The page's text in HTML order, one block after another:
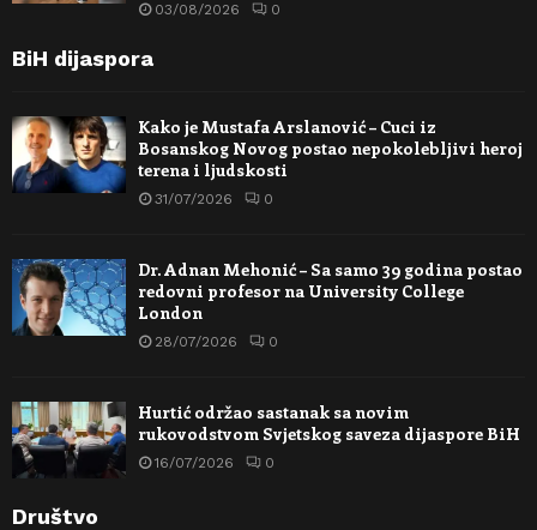
03/08/2026 0
BiH dijaspora
Kako je Mustafa Arslanović – Cuci iz
Bosanskog Novog postao nepokolebljivi heroj
terena i ljudskosti
31/07/2026 0
Dr. Adnan Mehonić – Sa samo 39 godina postao
redovni profesor na University College
London
28/07/2026 0
Hurtić održao sastanak sa novim
rukovodstvom Svjetskog saveza dijaspore BiH
16/07/2026 0
Društvo